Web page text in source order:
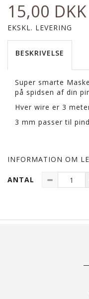
15,00 DKK
EKSKL. LEVERING
BESKRIVELSE
Super smarte
på spidsen af din
Hver wire er 3
3 mm passer til
INFORMATION OM
ANTAL